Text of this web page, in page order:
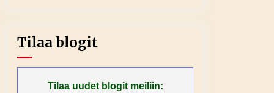
Tilaa blogit
Tilaa uudet blogit meiliin: